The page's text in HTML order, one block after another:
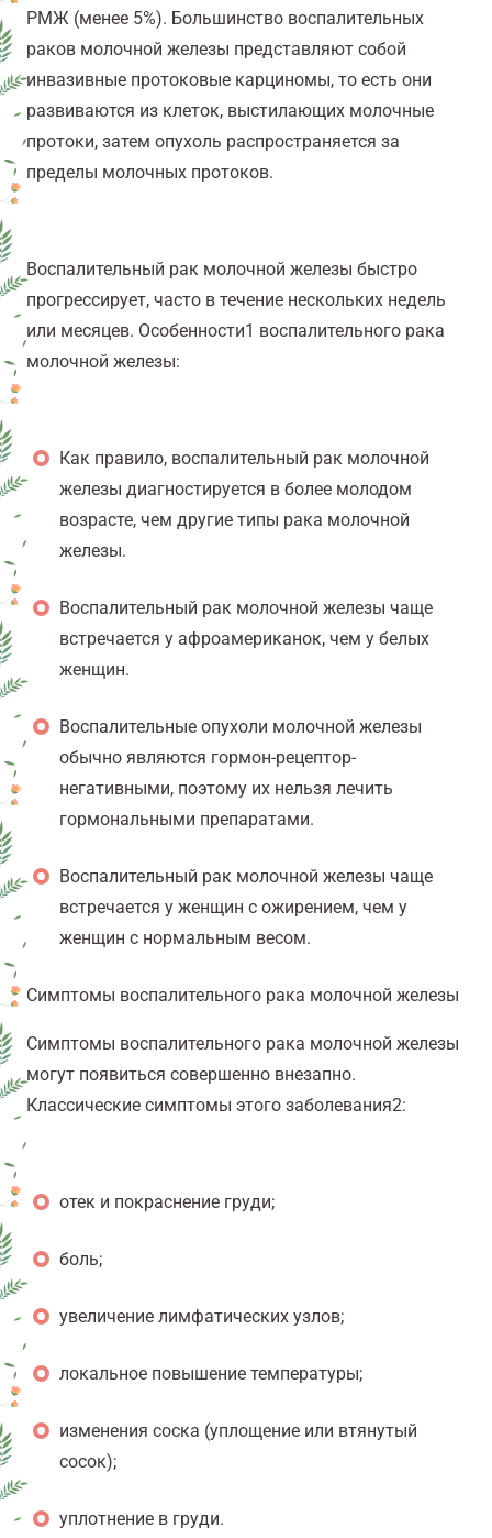
РМЖ (менее 5%). Большинство воспалительных
раков молочной железы представляют собой
инвазивные протоковые карциномы, то есть они
развиваются из клеток, выстилающих молочные
протоки, затем опухоль распространяется за
пределы молочных протоков.
Воспалительный рак молочной железы быстро
прогрессирует, часто в течение нескольких недель
или месяцев. Особенности1 воспалительного рака
молочной железы:
Как правило, воспалительный рак молочной
железы диагностируется в более молодом
возрасте, чем другие типы рака молочной
железы.
Воспалительный рак молочной железы чаще
встречается у афроамериканок, чем у белых
женщин.
Воспалительные опухоли молочной железы
обычно являются гормон-рецептор-
негативными, поэтому их нельзя лечить
гормональными препаратами.
Воспалительный рак молочной железы чаще
встречается у женщин с ожирением, чем у
женщин с нормальным весом.
Симптомы воспалительного рака молочной железы
Симптомы воспалительного рака молочной железы
могут появиться совершенно внезапно.
Классические симптомы этого заболевания2:
отек и покраснение груди;
боль;
увеличение лимфатических узлов;
локальное повышение температуры;
изменения соска (уплощение или втянутый
сосок);
уплотнение в груди.